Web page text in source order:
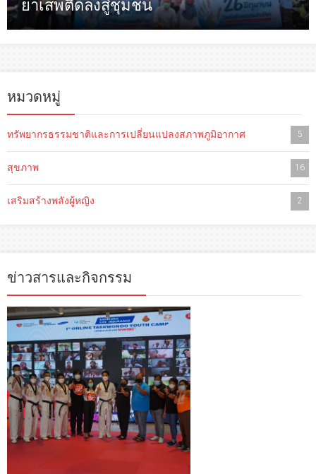
ยาเสพติดลงสู่ชุมชน
หมวดหมู่
ทรัพยากรธรรมชาติและการเปลี่ยนแปลงสภาพภูมิอากาศ 5
สุขภาพ 16
เสริมสร้างพลังผู้หญิง 2
ข่าวสารและกิจกรรม